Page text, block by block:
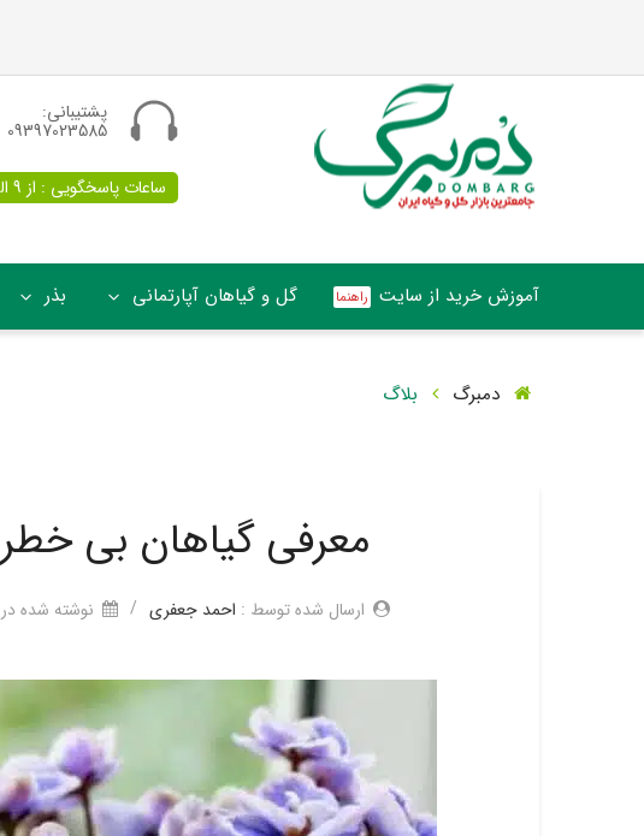
پشتیبانی:
09397023585
ساعات پاسخگویی : از 9 الی 18
آموزش خرید از سایت گل و گیاهان آپارتمانی بذر
دمبرگ بلاگ
معرفی گیاهان بی
ارسال شده توسط : احمد جعفری / نوشته شده